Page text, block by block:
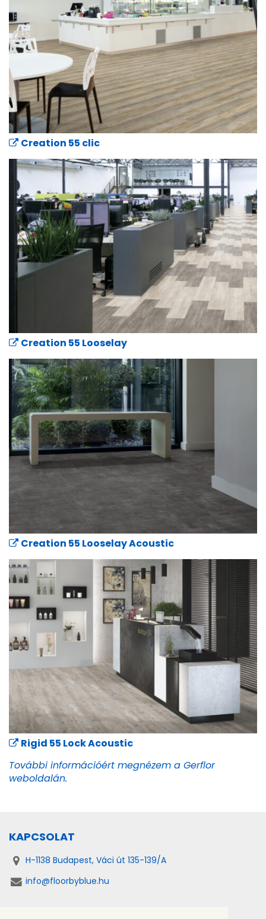
Creation 55 clic
Creation 55 Looselay
Creation 55 Looselay Acoustic
Rigid 55 Lock Acoustic
További információért megnézem a Gerflor
weboldalán.
KAPCSOLAT
H-1138 Budapest, Váci út 135-139/A
info@floorbyblue.hu